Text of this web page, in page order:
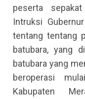
peserta
Intruksi
tentang tentang
batubara, yang
batubara yang
beroperasi
Kabupaten